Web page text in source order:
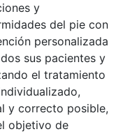
y
del pie con
personalizada
sus pacientes y
el tratamiento
y correcto posible,
objetivo de